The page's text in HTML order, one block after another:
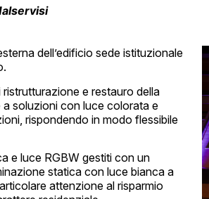
dell’edificio sede istituzionale
e restauro della
soluzioni con luce colorata e
rispondendo in modo flessibile
e luce RGBW gestiti con un
statica con luce bianca a
attenzione al risparmio